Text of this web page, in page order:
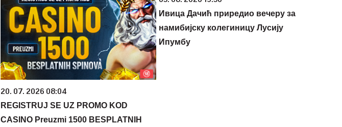
20. 07. 2026 08:04
REGISTRUJ SE UZ PROMO KOD
CASINO Preuzmi 1500 BESPLATNIH
Ивица Дачић приредио вечеру за
намибијску колегиницу Лусију
Ипумбу